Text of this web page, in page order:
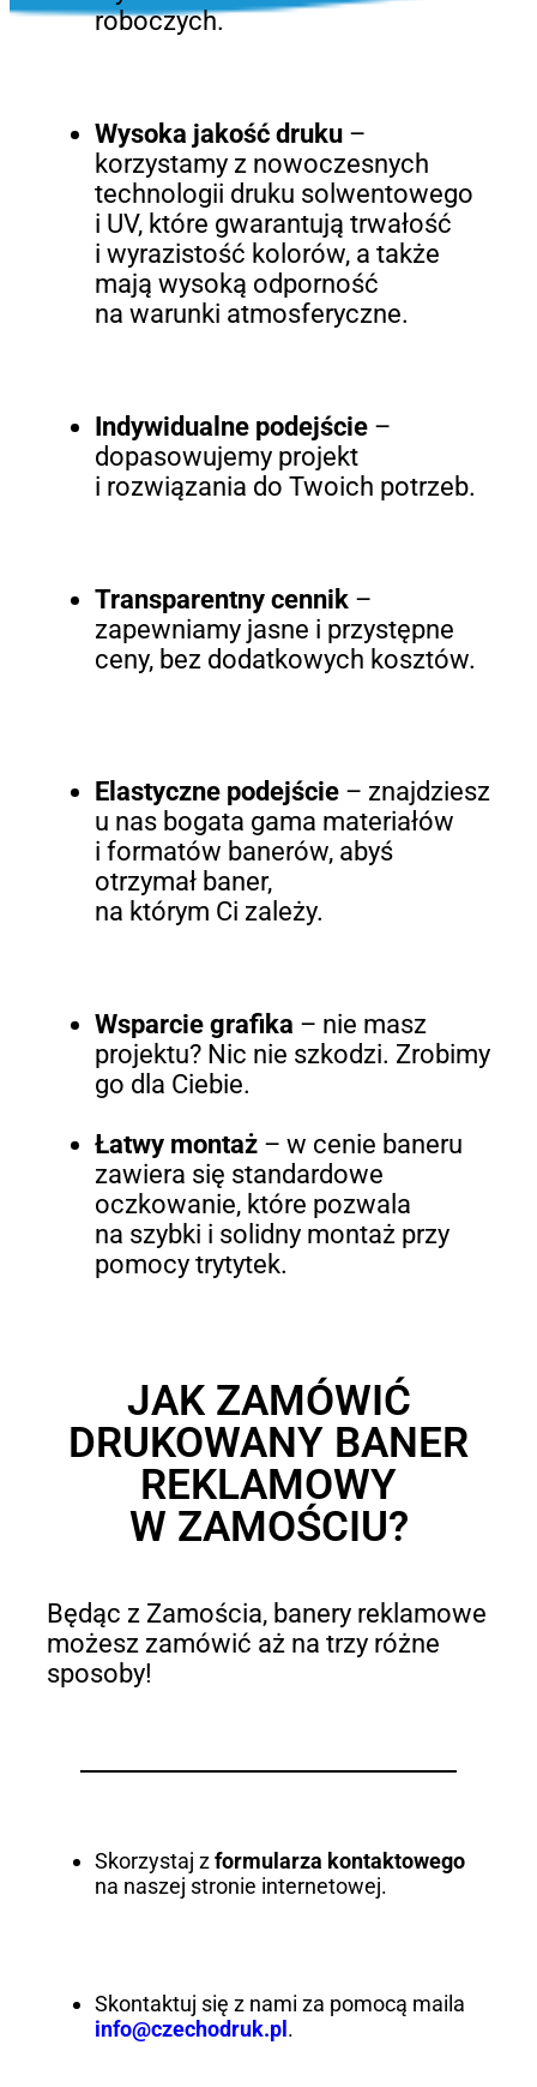
roboczych.
Wysoka jakość druku–
korzystamy z nowoczesnych
technologii druku solwentowego
i UV, które gwarantują trwałość
i wyrazistość kolorów, a także
mają wysoką odporność
na warunki atmosferyczne.
Indywidualne podejście–
dopasowujemy projekt
i rozwiązania do Twoich potrzeb.
Transparentny cennik–
zapewniamy jasne i przystępne
ceny, bez dodatkowych kosztów.
Elastyczne podejście– znajdziesz
u nas bogata gama materiałów
i formatów banerów, abyś
otrzymał baner,
na którym Ci zależy.
Wsparcie grafika – nie masz
projektu? Nic nie szkodzi. Zrobimy
go dla Ciebie.
Łatwy montaż – w cenie baneru
zawiera się standardowe
oczkowanie, które pozwala
na szybki i solidny montaż przy
pomocy trytytek.
JAK ZAMÓWIĆ
DRUKOWANY BANER
REKLAMOWY
W ZAMOŚCIU?
Będąc z Zamościa, banery reklamowe
możesz zamówić aż na trzy różne
sposoby!
Skorzystaj zformularza kontaktowego
na naszej stronie internetowej.
Skontaktuj się z nami za pomocą maila
info@czechodruk.pl .